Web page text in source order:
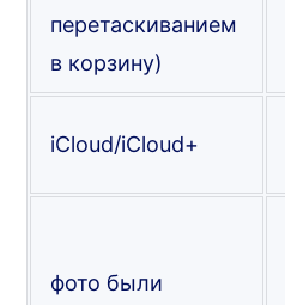
перетаскиванием
в корзину)
iCloud/iCloud+
фото были